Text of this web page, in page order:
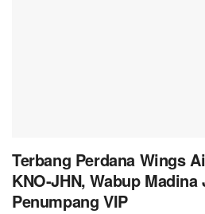
Terbang Perdana Wings
KNO-JHN, Wabup Madina
Penumpang VIP